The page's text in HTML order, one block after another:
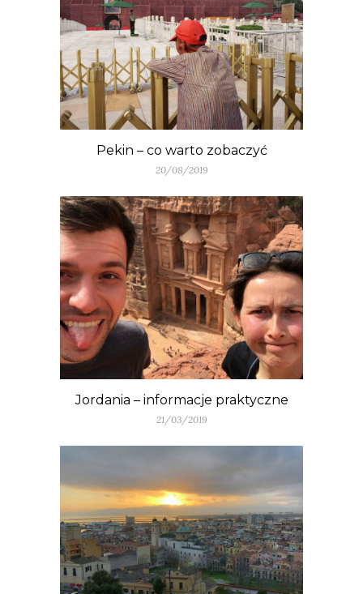
Pekin – co warto zobaczyć
20/08/2019
Jordania – informacje praktyczne
21/03/2019